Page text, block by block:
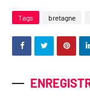
Tags bretagne